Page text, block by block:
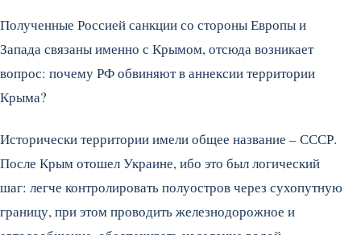
Полученные Россией санкции со стороны Европы и
Запада связаны именно с Крымом, отсюда возникает
вопрос: почему РФ обвиняют в аннексии территории
Крыма?
Исторически территории имели общее название – СССР.
После Крым отошел Украине, ибо это был логический
шаг: легче контролировать полуостров через сухопутную
границу, при этом проводить железнодорожное и